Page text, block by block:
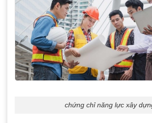
chứng chỉ năng lực xây